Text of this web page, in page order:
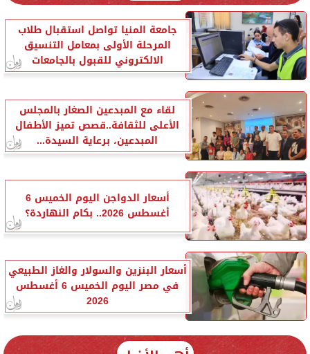
جامعة المنيا تواصل استقبال طلاب
المرحلة الأولى بمعامل التنسيق
الالكتروني للقبول بالجامعات
لقاء مع المبدعين الصغار بالمجلس
الأعلى للثقافة..قصص تميز الأطفال
المبدعين، برعاية السيدة...
أسعار الدواجن اليوم الخميس 6
أغسطس 2026.. بكام النهاردة؟
أسعار البنزين والسولار والغاز الطبيعي
في مصر اليوم الخميس 6 أغسطس
2026